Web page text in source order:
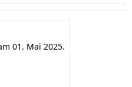
01. Mai 2025.